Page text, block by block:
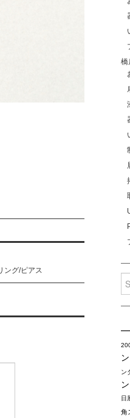
ング/ピアス
橋
ン
日
角